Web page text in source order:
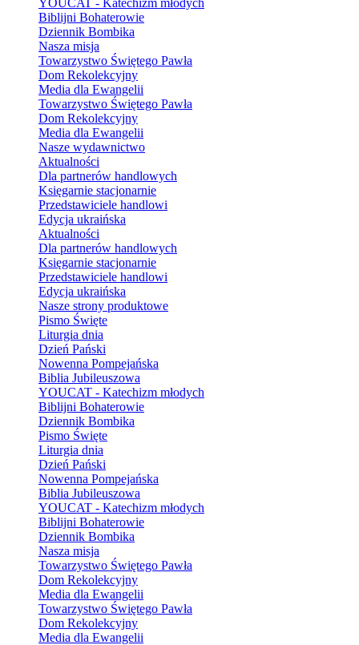
YOUCAT - Katechizm młodych
Biblijni Bohaterowie
Dziennik Bombika
Nasza misja
Towarzystwo Świętego Pawła
Dom Rekolekcyjny
Media dla Ewangelii
Towarzystwo Świętego Pawła
Dom Rekolekcyjny
Media dla Ewangelii
Nasze wydawnictwo
Aktualności
Dla partnerów handlowych
Księgarnie stacjonarnie
Przedstawiciele handlowi
Edycja ukraińska
Aktualności
Dla partnerów handlowych
Księgarnie stacjonarnie
Przedstawiciele handlowi
Edycja ukraińska
Nasze strony produktowe
Pismo Święte
Liturgia dnia
Dzień Pański
Nowenna Pompejańska
Biblia Jubileuszowa
YOUCAT - Katechizm młodych
Biblijni Bohaterowie
Dziennik Bombika
Pismo Święte
Liturgia dnia
Dzień Pański
Nowenna Pompejańska
Biblia Jubileuszowa
YOUCAT - Katechizm młodych
Biblijni Bohaterowie
Dziennik Bombika
Nasza misja
Towarzystwo Świętego Pawła
Dom Rekolekcyjny
Media dla Ewangelii
Towarzystwo Świętego Pawła
Dom Rekolekcyjny
Media dla Ewangelii